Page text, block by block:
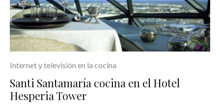
Internet y televisión en la cocina
Santi Santamaría cocina en el Hotel
Hesperia Tower